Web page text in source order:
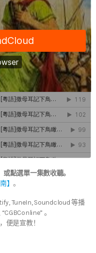
點選單一集數收聽。
】。
TuneIn, Soundcloud 等播
。
便是宣教！